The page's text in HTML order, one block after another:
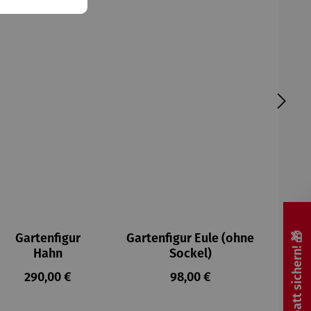
Gartenfigur
Hahn
Regulärer Preis:
290,00 €
Gartenfigur Eule (ohne
Sockel)
Regulärer Preis:
98,00 €